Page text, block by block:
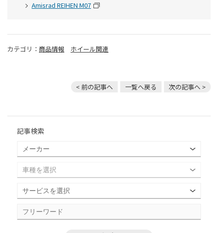
Amisrad REIHEN M07
カテゴリ： 商品情報 ホイール関連
< 前の記事へ 一覧へ戻る 次の記事へ >
記事検索